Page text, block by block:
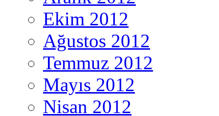
Ekim 2012
Ağustos 2012
Temmuz 2012
Mayıs 2012
Nisan 2012